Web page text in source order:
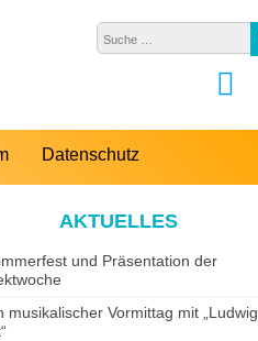
Datenschutz
AKTUELLES
und Präsentation der
musikalischer Vormittag mit „Ludwig